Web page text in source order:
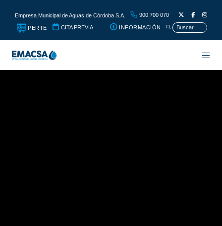
Empresa Municipal de Aguas de Córdoba S.A. 900 700 070
PERTE CITA PREVIA INFORMACIÓN